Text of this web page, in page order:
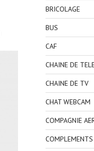
BRICOLAGE
BUS
CAF
CHAINE DE
CHAINE DE TV
CHAT WEBCAM
COMPAGNIE